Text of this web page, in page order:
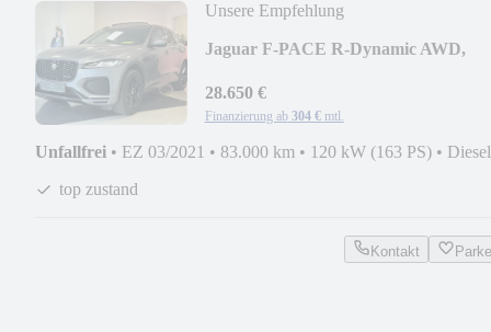
Unsere Empfehlung
Jaguar F-PACE R-Dynamic AWD,
28.650 €
Finanzierung ab 304 € mtl.
Unfallfrei • EZ 03/2021 • 83.000 km • 120 kW (163 PS) • Diesel
top zustand
Kontakt